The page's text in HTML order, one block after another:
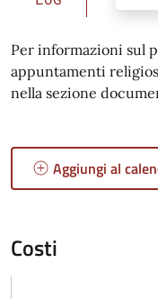
Per informazioni sul
appuntamenti
nella sezione
Aggiungi al
Costi